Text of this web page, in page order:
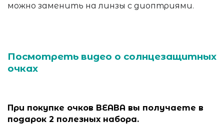
можно заменить на линзы с диоптриями.
Посмотреть видео о солнцезащитных
очках
При покупке очков BEABA вы получаете в
подарок 2 полезных набора.